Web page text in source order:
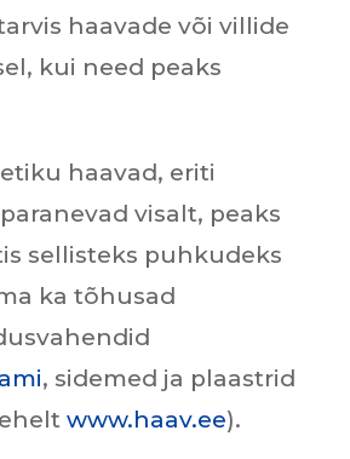
haavade või villide
kui need peaks
haavad, eriti
visalt, peaks
sellisteks puhkudeks
ka tõhusad
, sidemed ja plaastrid
www.haav.ee).